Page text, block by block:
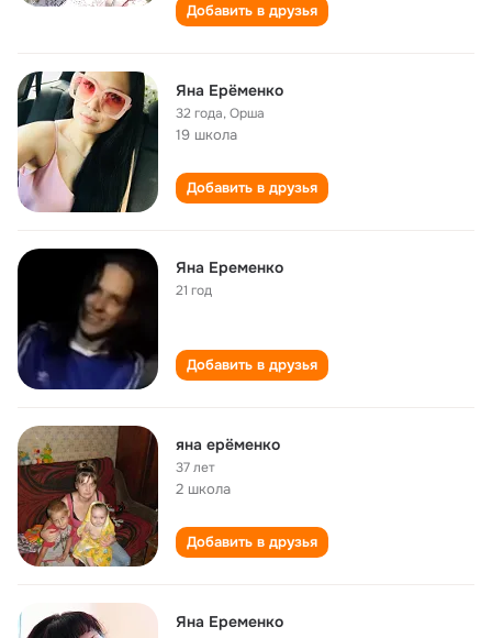
Добавить в друзья
Яна Ерёменко
32 года,Орша
19 школа
Добавить в друзья
Яна Еременко
21 год
Добавить в друзья
яна ерёменко
37 лет
2 школа
Добавить в друзья
Яна Еременко